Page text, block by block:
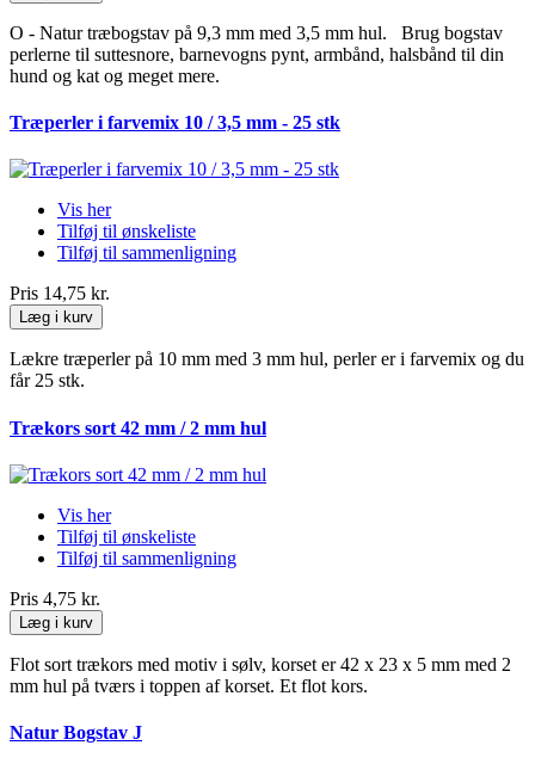
O - Natur træbogstav på 9,3 mm med 3,5 mm hul. Brug bogstav
perlerne til suttesnore, barnevogns pynt, armbånd, halsbånd til din
hund og kat og meget mere.
Træperler i farvemix 10 / 3,5 mm - 25 stk
Vis her
Tilføj til ønskeliste
Tilføj til sammenligning
Pris 14,75 kr.
Læg i kurv
Lækre træperler på 10 mm med 3 mm hul, perler er i farvemix og du
får 25 stk.
Trækors sort 42 mm / 2 mm hul
Vis her
Tilføj til ønskeliste
Tilføj til sammenligning
Pris 4,75 kr.
Læg i kurv
Flot sort trækors med motiv i sølv, korset er 42 x 23 x 5 mm med 2
mm hul på tværs i toppen af korset. Et flot kors.
Natur Bogstav J